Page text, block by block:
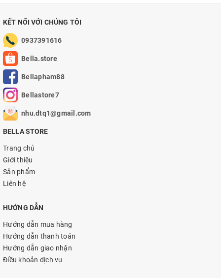
KẾT NỐI VỚI CHÚNG TÔI
0937391616
Bella.store
Bellapham88
Bellastore7
nhu.dtq1@gmail.com
BELLA STORE
Trang chủ
Giới thiệu
Sản phẩm
Liên hệ
HƯỚNG DẪN
Hướng dẫn mua hàng
Hướng dẫn thanh toán
Hướng dẫn giao nhận
Điều khoản dịch vụ